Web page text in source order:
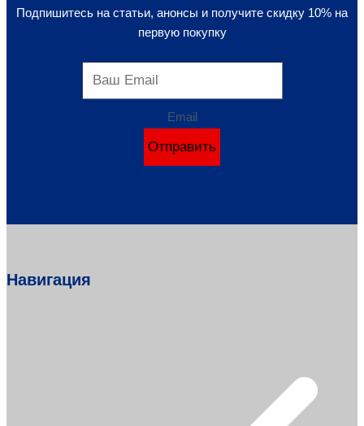
Подпишитесь на статьи, анонсы и получите скидку 10% на
первую покупку
Email
Отправить
Навигация